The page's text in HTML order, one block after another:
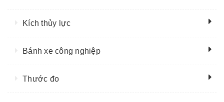
Kích thủy lực
Bánh xe công nghiệp
Thước đo